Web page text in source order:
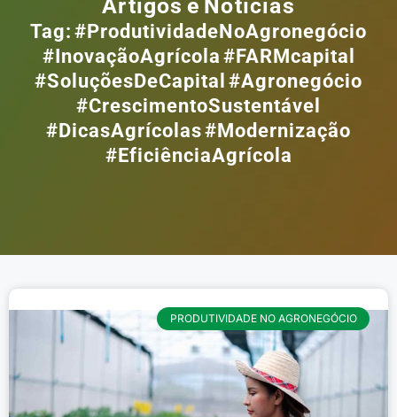
Artigos e Notícias
Tag: #ProdutividadeNoAgronegócio
#InovaçãoAgrícola #FARMcapital
#SoluçõesDeCapital #Agronegócio
#CrescimentoSustentável
#DicasAgrícolas #Modernização
#EficiênciaAgrícola
PRODUTIVIDADE NO AGRONEGÓCIO